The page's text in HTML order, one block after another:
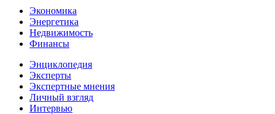
Экономика
Энергетика
Недвижимость
Финансы
Энциклопедия
Эксперты
Экспертные мнения
Личный взгляд
Интервью